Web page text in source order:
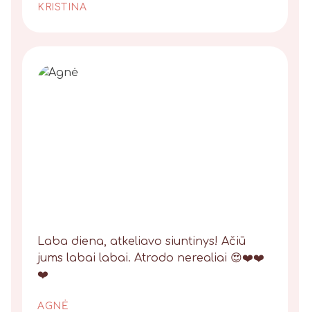
KRISTINA
Laba diena, atkeliavo siuntinys! Ačiū
jums labai labai. Atrodo nerealiai 😍❤️❤️
❤️
AGNĖ